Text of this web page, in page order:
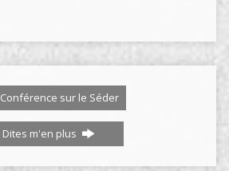
Conférence sur le Séder
Dites m'en plus